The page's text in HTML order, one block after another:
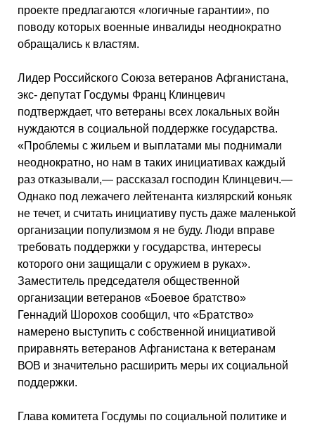
проекте предлагаются «логичные гарантии», по
поводу которых военные инвалиды неоднократно
обращались к властям.
Лидер Российского Союза ветеранов Афганистана,
экс- депутат Госдумы Франц Клинцевич
подтверждает, что ветераны всех локальных войн
нуждаются в социальной поддержке государства.
«Проблемы с жильем и выплатами мы поднимали
неоднократно, но нам в таких инициативах каждый
раз отказывали,— рассказал господин Клинцевич.—
Однако под лежачего лейтенанта кизлярский коньяк
не течет, и считать инициативу пусть даже маленькой
организации популизмом я не буду. Люди вправе
требовать поддержки у государства, интересы
которого они защищали с оружием в руках».
Заместитель председателя общественной
организации ветеранов «Боевое братство»
Геннадий Шорохов сообщил, что «Братство»
намерено выступить с собственной инициативой
приравнять ветеранов Афганистана к ветеранам
ВОВ и значительно расширить меры их социальной
поддержки.
Глава комитета Госдумы по социальной политике и